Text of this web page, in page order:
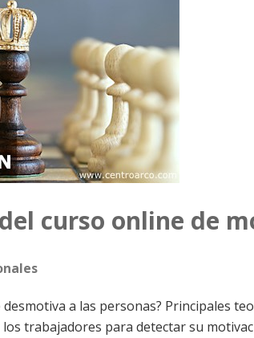
curso online de
desmotiva a las personas? Principales
trabajadores para detectar su